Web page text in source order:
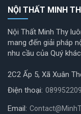
NỘI THẤT MINH
Nội Thất Minh Thy
mang đến giải pháp
nhu cầu của Quý
2C2 Ấp 5, Xã Xuân
Điện thoại:
Email: